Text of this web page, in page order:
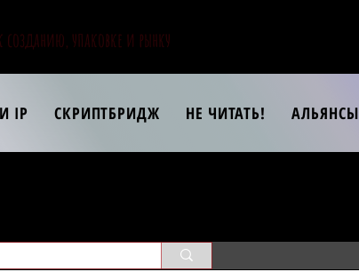
упаковке и рынку
IP СКРИПТБРИДЖ НЕ ЧИТАТЬ! АЛЬЯНСЫ